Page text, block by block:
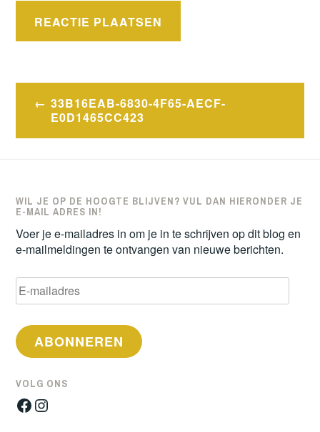
Bericht
navigatie
33B16EAB-6830-4F65-AECF-
E0D1465CC423
WIL JE OP DE HOOGTE BLIJVEN? VUL DAN HIERONDER JE
E-MAIL ADRES IN!
Voer je e-mailadres in om je in te schrijven op dit blog en
e-mailmeldingen te ontvangen van nieuwe berichten.
E-
mailadres
ABONNEREN
VOLG ONS
Facebook
Instagram